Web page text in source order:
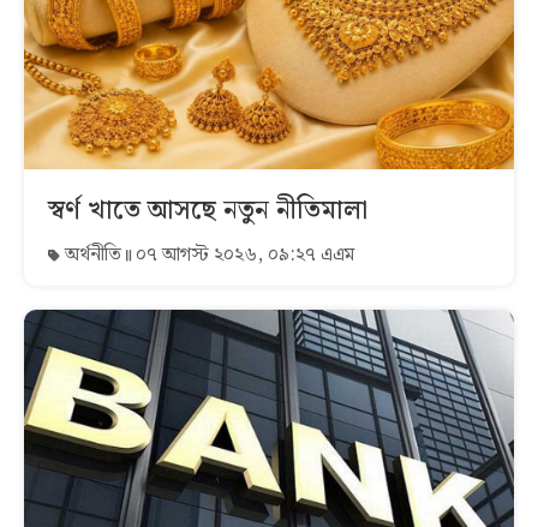
স্বর্ণ খাতে আসছে নতুন নীতিমালা
অর্থনীতি ০৭ আগস্ট ২০২৬, ০৯:২৭ এএম